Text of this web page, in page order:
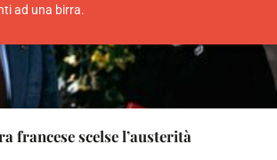
ad una birra.
francese scelse l’austerità